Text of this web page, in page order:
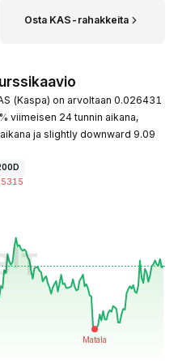
Osta KAS-rahakkeita
(Kaspa) on arvoltaan 0.026431
viimeisen 24 tunnin aikana,
ja slightly downward 9.09